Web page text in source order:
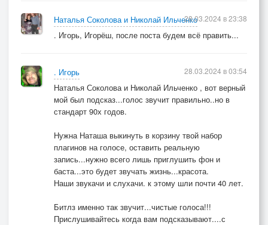
Наталья Соколова и Николай Ильченко
. Игорь, Игорёш, после поста будем всё править...
28.03.2024 в 23:38
. Игорь
Наталья Соколова и Николай Ильченко , вот верный
мой был подсказ...голос звучит правильно..но в
стандарт 90х годов.
Нужна Наташа выкинуть в корзину твой набор
плагинов на голосе, оставить реальную
запись...нужно всего лишь приглушить фон и
баста...это будет звучать жизнь...красота.
Наши звукачи и слухачи. к этому шли почти 40 лет.
Битлз именно так звучит...чистые голоса!!!
Прислушивайтесь когда вам подсказывают....с
28.03.2024 в 03:54